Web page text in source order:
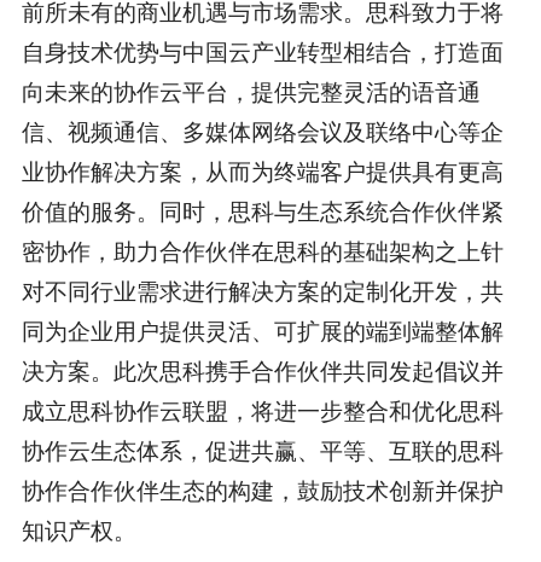
前所未有的商业机遇与市场需求。思科致力于将
自身技术优势与中国云产业转型相结合，打造面
向未来的协作云平台，提供完整灵活的语音通
信、视频通信、多媒体网络会议及联络中心等企
业协作解决方案，从而为终端客户提供具有更高
价值的服务。同时，思科与生态系统合作伙伴紧
密协作，助力合作伙伴在思科的基础架构之上针
对不同行业需求进行解决方案的定制化开发，共
同为企业用户提供灵活、可扩展的端到端整体解
决方案。此次思科携手合作伙伴共同发起倡议并
成立思科协作云联盟，将进一步整合和优化思科
协作云生态体系，促进共赢、平等、互联的思科
协作合作伙伴生态的构建，鼓励技术创新并保护
知识产权。